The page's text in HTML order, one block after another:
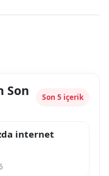
Son
Son 5 içerik
internet